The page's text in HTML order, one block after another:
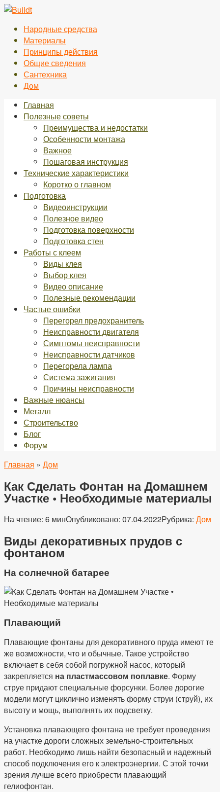
Перейти
контентуНародные средства
Материалы
Принципы действия
Общие сведения
Сантехника
Дом
Главная
Полезные советы
Преимущества и недостатки
Особенности монтажа
Важное
Пошаговая инструкция
Технические характеристики
Коротко о главном
Подготовка
Видеоинструкции
Полезное видео
Подготовка поверхности
Подготовка стен
Работы с клеем
Виды клея
Выбор клея
Видео описание
Полезные рекомендации
Частые ошибки
Перегорел предохранитель
Неисправности двигателя
Симптомы неисправности
Неисправности датчиков
Перегорела лампа
Система зажигания
Причины неисправности
Важные нюансы
Металл
Строительство
Блог
Форум
Главная » Дом
Как Сделать Фонтан на Домашнем
Участке • Необходимые материалы
На чтение: 6 минОпубликовано: 07.04.2022Рубрика: Дом
Виды декоративных прудов с
фонтаном
На солнечной батарее
Плавающий
Плавающие фонтаны для декоративного пруда имеют те
же возможности, что и обычные. Такое устройство
включает в себя собой погружной насос, который
закрепляется на пластмассовом поплавке. Форму
струе придают специальные форсунки. Более дорогие
модели могут циклично изменять форму струи (струй), их
высоту и мощь, выполнять их подсветку.
Установка плавающего фонтана не требует проведения
на участке дороги сложных земельно-строительных
работ. Необходимо лишь найти безопасный и надежный
способ подключения его к электроэнергии. С этой точки
зрения лучше всего приобрести плавающий
гелиофонтан.